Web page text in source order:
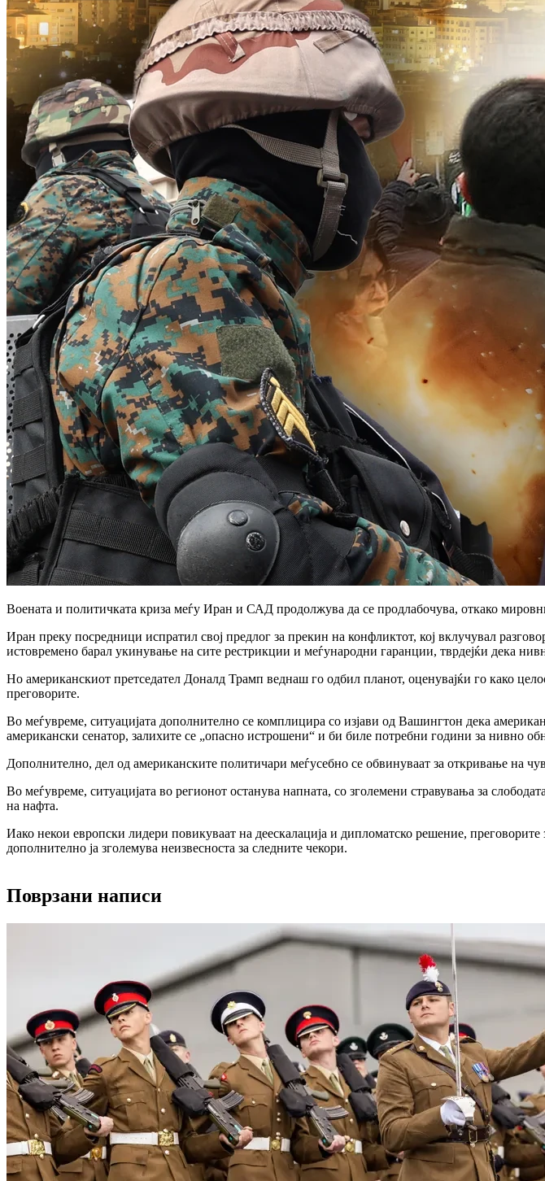
Воената и политичката криза меѓу Иран и САД продолжува да се продлабочува, откако
Иран преку посредници испратил свој предлог за прекин на конфликтот, кој вклучувал
истовремено барал укинување на сите рестрикции и меѓународни гаранции, тврдејќи дека
Но американскиот претседател Доналд Трамп веднаш го одбил планот, оценувајќи го како
преговорите.
Во меѓувреме, ситуацијата дополнително се комплицира со изјави од Вашингтон дека
американски сенатор, залихите се „опасно истрошени“ и би биле потребни години за нивно
Дополнително, дел од американските политичари меѓусебно се обвинуваат за откривање на
Во меѓувреме, ситуацијата во регионот останува напната, со зголемени стравувања за
на нафта.
Иако некои европски лидери повикуваат на деескалација и дипломатско решение,
дополнително ја зголемува неизвесноста за следните чекори.
Поврзани написи